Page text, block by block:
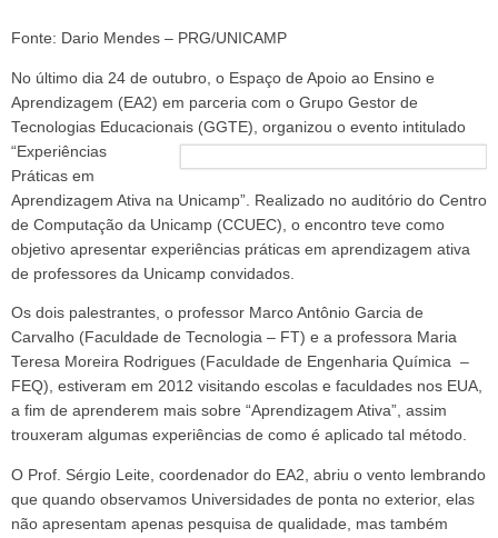
Fonte: Dario Mendes – PRG/UNICAMP
No último dia 24 de outubro, o Espaço de Apoio ao Ensino e
Aprendizagem (EA2) em parceria com o Grupo Gestor de
Tecnologias Educacionais (GGTE), organizou o evento intitulado
“Experiências
Práticas em
Aprendizagem Ativa na Unicamp”. Realizado no auditório do Centro
de Computação da Unicamp (CCUEC), o encontro teve como
objetivo apresentar experiências práticas em aprendizagem ativa
de professores da Unicamp convidados.
Os dois palestrantes, o professor Marco Antônio Garcia de
Carvalho (Faculdade de Tecnologia – FT) e a professora Maria
Teresa Moreira Rodrigues (Faculdade de Engenharia Química –
FEQ), estiveram em 2012 visitando escolas e faculdades nos EUA,
a fim de aprenderem mais sobre “Aprendizagem Ativa”, assim
trouxeram algumas experiências de como é aplicado tal método.
O Prof. Sérgio Leite, coordenador do EA2, abriu o vento lembrando
que quando observamos Universidades de ponta no exterior, elas
não apresentam apenas pesquisa de qualidade, mas também